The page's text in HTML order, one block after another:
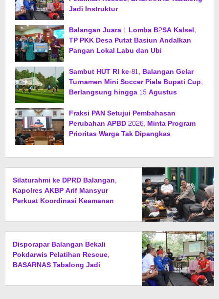
Jadi Instruktur
Balangan Juara 1 Lomba B2SA Kalsel,
TP PKK Desa Putat Basiun Andalkan
Pangan Lokal Labu dan Ubi
Sambut HUT RI ke-81, Balangan Gelar
Turnamen Mini Soccer Piala Bupati Cup,
Berlangsung hingga 15 Agustus
Fraksi PAN Setujui Pembahasan
Perubahan APBD 2026, Minta Program
Prioritas Warga Tak Dipangkas
Silaturahmi ke DPRD Balangan,
Kapolres AKBP Arif Mansyur
Perkuat Koordinasi Keamanan
Disporapar Balangan Bekali
Pokdarwis Pelatihan Rescue,
BASARNAS Tabalong Jadi